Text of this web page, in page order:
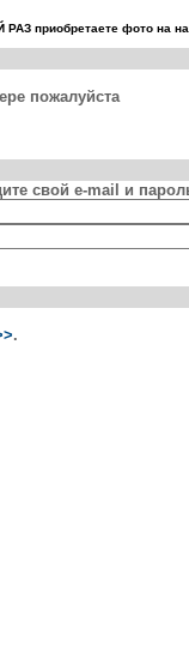
приобретаете фото на
пожалуйста
свой e-mail и
.